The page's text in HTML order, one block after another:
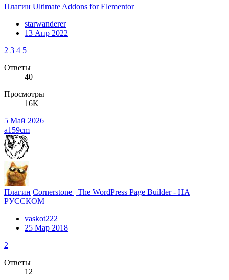
Плагин Ultimate Addons for Elementor
starwanderer
13 Апр 2022
2 3 4 5
Ответы
40
Просмотры
16K
5 Май 2026
a159cm
Плагин Cornerstone | The WordPress Page Builder - НА
РУССКОМ
vaskot222
25 Мар 2018
2
Ответы
12